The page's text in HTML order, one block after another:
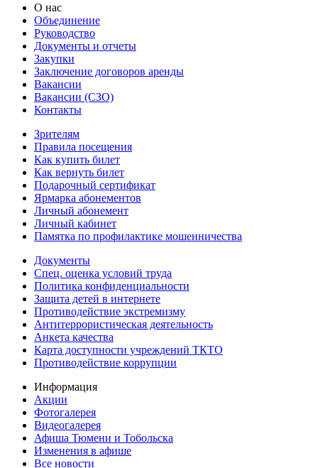
О нас
Объединение
Руководство
Документы и отчеты
Закупки
Заключение договоров аренды
Вакансии
Вакансии (СЗО)
Контакты
Зрителям
Правила посещения
Как купить билет
Как вернуть билет
Подарочный сертификат
Ярмарка абонементов
Личный абонемент
Личный кабинет
Памятка по профилактике мошенничества
Документы
Спец. оценка условий труда
Политика конфиденциальности
Защита детей в интернете
Противодействие экстремизму
Антитеррористическая деятельность
Анкета качества
Карта доступности учреждений ТКТО
Противодействие коррупции
Информация
Акции
Фотогалерея
Видеогалерея
Афиша Тюмени и Тобольска
Изменения в афише
Все новости